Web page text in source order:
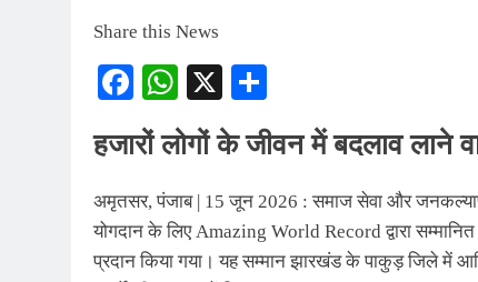
Share this News
Facebook
WhatsApp
X
हजारों लोगों के जीवन में बदलाव लाने
अमृतसर, पंजाब | 15 जून 2026 : समाज सेवा और
योगदान के लिए Amazing World Record द्वारा
प्रदान किया गया। यह सम्मान झारखंड के पाकुड़ जिले में